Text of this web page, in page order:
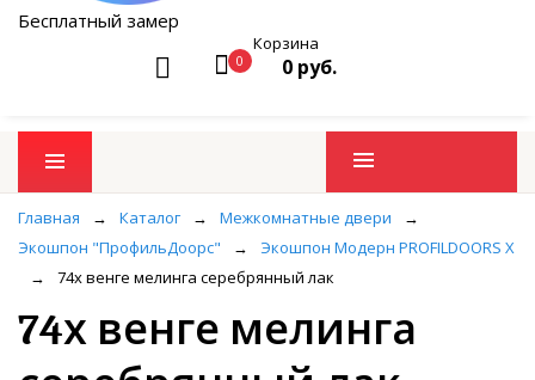
Бесплатный замер
0
Корзина
0 руб.
Промо товары
Главная → Каталог → Межкомнатные двери
→
Экошпон "ПрофильДоорс"
→
Экошпон Модерн PROFILDOORS X
→
74х венге мелинга серебрянный лак
74х венге мелинга